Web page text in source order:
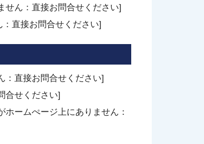
せん：直接お問合せください]
直接お問合せください]
：直接お問合せください]
合せください]
ームぺージ上にありません：